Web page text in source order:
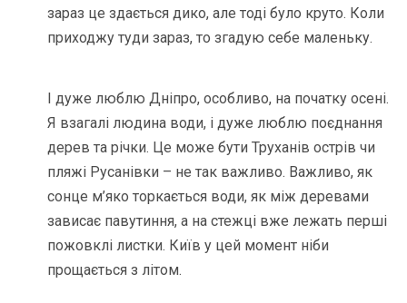
зараз це здається дико, але тоді було круто. Коли
приходжу туди зараз, то згадую себе маленьку.
І дуже люблю Дніпро, особливо, на початку осені.
Я взагалі людина води, і дуже люблю поєднання
дерев та річки. Це може бути Труханів острів чи
пляжі Русанівки – не так важливо. Важливо, як
сонце м’яко торкається води, як між деревами
зависає павутиння, а на стежці вже лежать перші
пожовклі листки. Київ у цей момент ніби
прощається з літом.